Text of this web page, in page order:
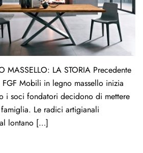
MASSELLO: LA STORIA Precedente
Mobili in legno massello inizia
i soci fondatori decidono di mettere
Le radici artigianali
lontano […]